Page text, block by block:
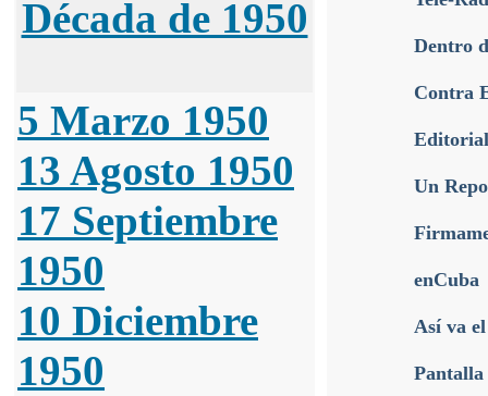
Década de 1950
5 Marzo 1950
13 Agosto 1950
17 Septiembre
1950
10 Diciembre
1950
Dentro
Contra
Un
enCuba
Así va